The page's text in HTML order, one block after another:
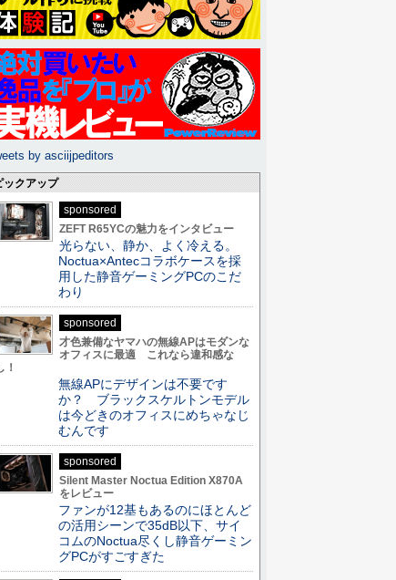
by asciijpeditors
ックアップ
sponsored
ZEFT R65YCの魅力をインタビュー
光らない、静か、よく冷える。
Noctua×Antecコラボケースを採
用した静音ゲーミングPCのこだ
わり
sponsored
才色兼備なヤマハの無線APはモダンな
オフィスに最適 これなら違和感な
！
無線APにデザインは不要です
か？ ブラックスケルトンモデル
は今どきのオフィスにめちゃなじ
むんです
sponsored
Silent Master Noctua Edition X870A
をレビュー
ファンが12基もあるのにほとんど
の活用シーンで35dB以下、サイ
コムのNoctua尽くし静音ゲーミン
グPCがすごすぎた